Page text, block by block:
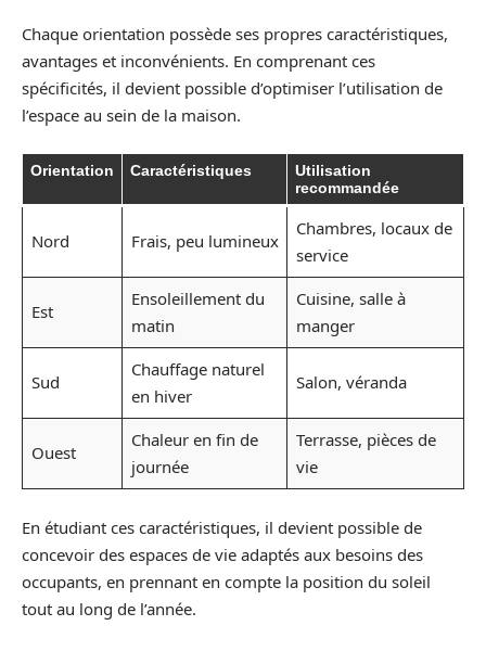
Chaque orientation possède ses propres caractéristiques,
avantages et inconvénients. En comprenant ces
spécificités, il devient possible d’optimiser l’utilisation de
l’espace au sein de la maison.
Orientation Caractéristiques
Utilisation
recommandée
Nord Frais, peu lumineux
Chambres, locaux de
service
Est
Ensoleillement du
matin
Cuisine, salle à
manger
Sud
Chauffage naturel
en hiver
Salon, véranda
Ouest
Chaleur en fin de
journée
Terrasse, pièces de
vie
En étudiant ces caractéristiques, il devient possible de
concevoir des espaces de vie adaptés aux besoins des
occupants, en prennant en compte la position du soleil
tout au long de l’année.